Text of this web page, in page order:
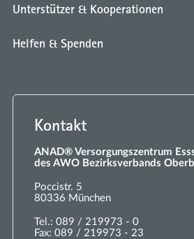
Unterstützer & Kooperationen
Helfen & Spenden
Kontakt
ANAD® Versorgungszentrum
des AWO Bezirksverbands
Poccistr. 5
80336 München
Tel.: 089 / 219973 - 0
Fax: 089 / 219973 - 23